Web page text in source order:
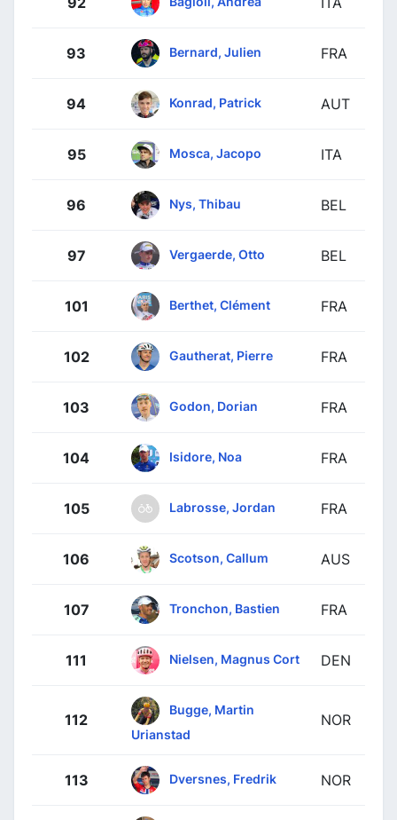
93 Bernard, Julien FRA
94 Konrad, Patrick AUT
95 Mosca, Jacopo ITA
96 Nys, Thibau BEL
97 Vergaerde, Otto BEL
101 Berthet, Clément FRA
102 Gautherat, Pierre FRA
103 Godon, Dorian FRA
104 Isidore, Noa FRA
105 Labrosse, Jordan FRA
106 Scotson, Callum AUS
107 Tronchon, Bastien FRA
111 Nielsen, Magnus Cort DEN
112
Bugge, Martin
Urianstad
NOR
113 Dversnes, Fredrik NOR